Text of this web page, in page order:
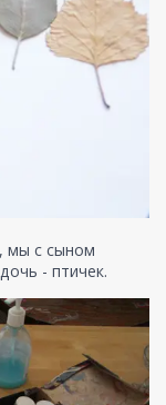
мы с сыном
- птичек.